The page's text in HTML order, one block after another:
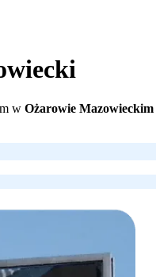
w Ożarowie Mazowieckim